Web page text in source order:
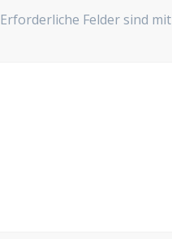
Erforderliche Felder sind mit